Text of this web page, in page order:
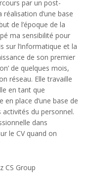
par un post-
d’une base
de l’époque de la
ma sensibilité pour
sur l’informatique et la
de son premier
de quelques mois,
réseau. Elle travaille
en tant que
place d’une base de
du personnel.
dans
le CV quand on
CS Group